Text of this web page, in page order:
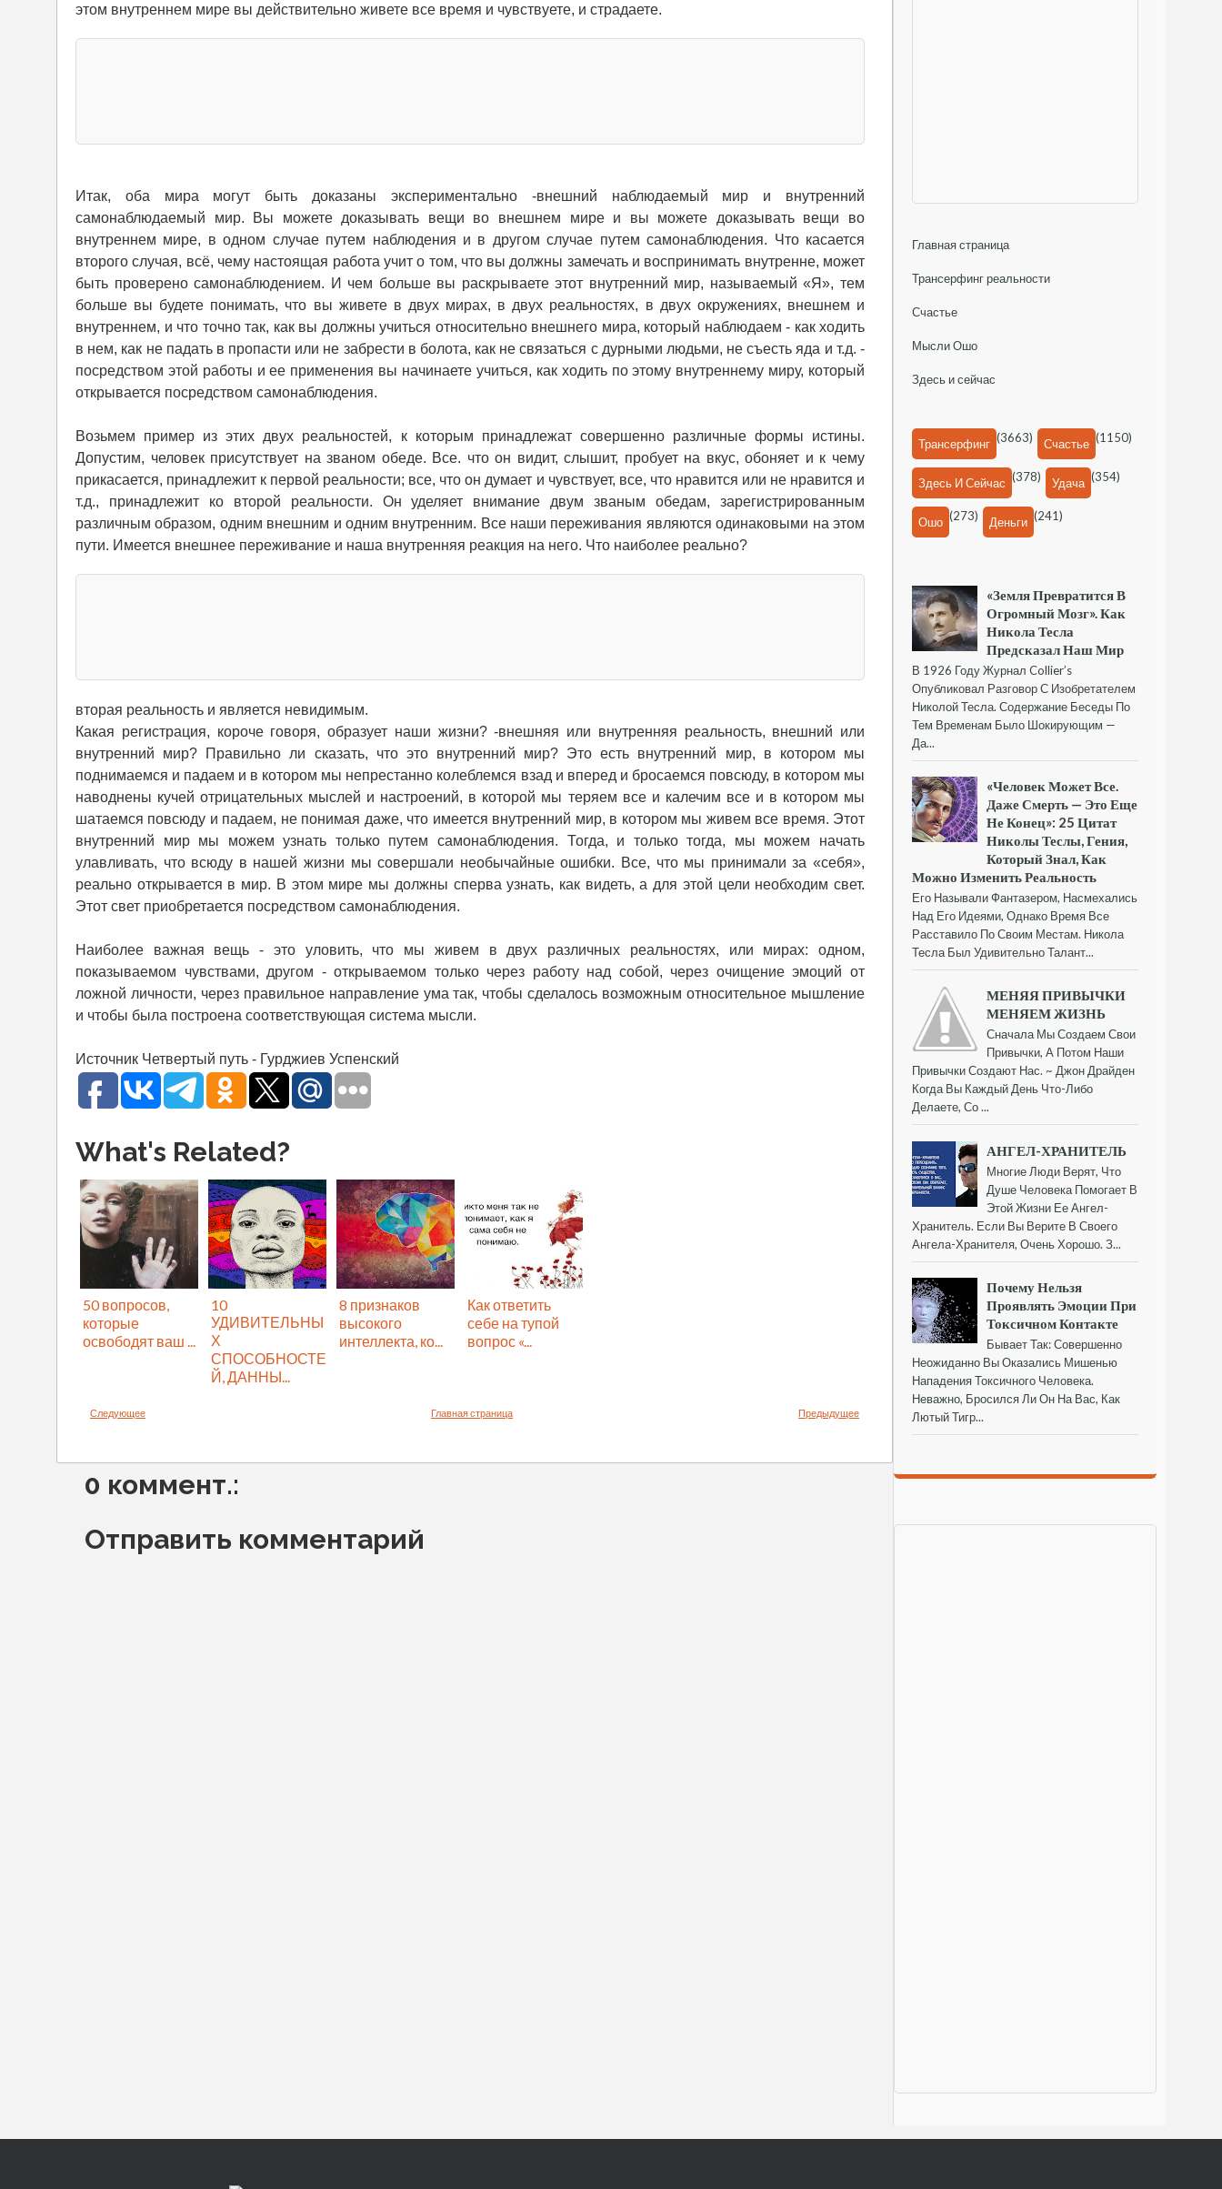
этом внутреннем мире вы действительно живете все время и чувствуете, и страдаете.
Итак, оба мира могут быть доказаны экспериментально -внешний наблюдаемый мир и внутренний
самонаблюдаемый мир. Вы можете доказывать вещи во внешнем мире и вы можете доказывать вещи во
внутреннем мире, в одном случае путем наблюдения и в другом случае путем самонаблюдения. Что касается
второго случая, всё, чему настоящая работа учит о том, что вы должны замечать и воспринимать внутренне, может
быть прове­рено самонаблюдением. И чем больше вы раскрываете этот внутренний мир, называемый «Я», тем
больше вы будете понимать, что вы живете в двух мирах, в двух реальностях, в двух окружениях, внешнем и
внутреннем, и что точно так, как вы должны учиться относительно внешнего мира, который наблюдаем - как ходить
в нем, как не падать в пропасти или не забрести в болота, как не связаться с дурными людьми, не съесть яда и т.д. -
посредством этой работы и ее применения вы начинаете учиться, как ходить по этому внутреннему миру, который
открывается посредством самонаблюдения.
Возьмем пример из этих двух реальностей, к которым принадлежат совершенно различные формы истины.
Допустим, человек присутствует на званом обеде. Все. что он видит, слышит, пробует на вкус, обоняет и к чему
прикасается, принадлежит к первой реальности; все, что он думает и чувствует, все, что нравится или не нравится и
т.д., принадлежит ко второй реальности. Он уделяет внимание двум званым обедам, зарегистрированным
различным образом, одним внешним и одним внутренним. Все наши переживания являются одинаковыми на этом
пути. Имеется внешнее переживание и наша внутренняя реакция на него. Что наиболее реально?
вторая реальность и является невидимым.
Какая регистрация, короче говоря, образует наши жизни? -внешняя или внутренняя реальность, внешний или
внутренний мир? Правильно ли сказать, что это внутренний мир? Это есть внутренний мир, в котором мы
поднимаемся и падаем и в котором мы непрестанно колеблемся взад и вперед и бросаемся повсюду, в котором мы
наводнены кучей отрицательных мыслей и настроений, в которой мы теряем все и калечим все и в котором мы
шатаемся повсюду и падаем, не понимая даже, что имеется внутренний мир, в котором мы живем все время. Этот
внутренний мир мы можем узнать только путем самонаблюдения. Тогда, и только тогда, мы можем начать
улавливать, что всюду в нашей жизни мы совершали необычайные ошибки. Все, что мы принимали за «себя»,
реально открывается в мир. В этом мире мы должны сперва узнать, как видеть, а для этой цели необходим свет.
Этот свет приобретается посредством самонаблюдения.
Наиболее важная вещь - это уловить, что мы живем в двух различных реальностях, или мирах: одном,
показываемом чувствами, другом - открываемом только через работу над собой, через очищение эмоций от
ложной личности, через правильное направление ума так, чтобы сделалось возможным относительное мышление
и чтобы была построена соответствующая система мысли.
Источник Четвертый путь - Гурджиев Успенский
What's Related?
50 вопросов,
которые
освободят ваш ...
10
УДИВИТЕЛЬНЫ
Х
СПОСОБНОСТЕ
Й, ДАННЫ...
8 признаков
высокого
интеллекта, ко...
Как ответить
себе на тупой
вопрос «...
Следующее Предыдущее
Главная страница
0 коммент.:
Отправить комментарий
Главная страница
Трансерфинг реальности
Счастье
Мысли Ошо
Здесь и сейчас
Трансерфинг (3663) Счастье (1150)
Здесь И Сейчас (378) Удача (354)
Ошо (273) Деньги (241)
«Земля Превратится В
Огромный Мозг». Как
Никола Тесла
Предсказал Наш Мир
В 1926 Году Журнал Collier’s
Опубликовал Разговор С Изобретателем
Николой Тесла. Содержание Беседы По
Тем Временам Было Шокирующим —
Да...
«Человек Может Все.
Даже Смерть — Это Еще
Не Конец»: 25 Цитат
Николы Теслы, Гения,
Который Знал, Как
Можно Изменить Реальность
Его Называли Фантазером, Насмехались
Над Его Идеями, Однако Время Все
Расставило По Своим Местам. Никола
Тесла Был Удивительно Талант...
МЕНЯЯ ПРИВЫЧКИ
МЕНЯЕМ ЖИЗНЬ
Сначала Мы Создаем Свои
Привычки, А Потом Наши
Привычки Создают Нас. ~ Джон Драйден
Когда Вы Каждый День Что-Либо
Делаете, Со ...
АНГЕЛ-ХРАНИТЕЛЬ
Многие Люди Верят, Что
Душе Человека Помогает В
Этой Жизни Ее Ангел-
Хранитель. Если Вы Верите В Своего
Ангела-Хранителя, Очень Хорошо. З...
Почему Нельзя
Проявлять Эмоции При
Токсичном Контакте
Бывает Так: Совершенно
Неожиданно Вы Оказались Мишенью
Нападения Токсичного Человека.
Неважно, Бросился Ли Он На Вас, Как
Лютый Тигр...